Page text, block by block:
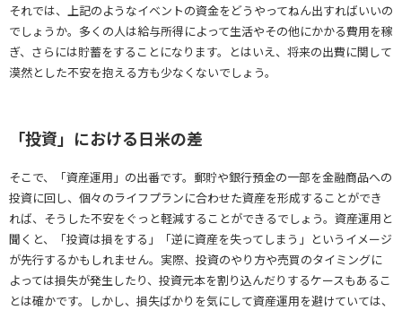
それでは、上記のようなイベントの資金をどうやってねん出すればいいの
でしょうか。多くの人は給与所得によって生活やその他にかかる費用を稼
ぎ、さらには貯蓄をすることになります。とはいえ、将来の出費に関して
漠然とした不安を抱える方も少なくないでしょう。
「投資」における日米の差
そこで、「資産運用」の出番です。郵貯や銀行預金の一部を金融商品への
投資に回し、個々のライフプランに合わせた資産を形成することができ
れば、そうした不安をぐっと軽減することができるでしょう。資産運用と
聞くと、「投資は損をする」「逆に資産を失ってしまう」というイメージ
が先行するかもしれません。実際、投資のやり方や売買のタイミングに
よっては損失が発生したり、投資元本を割り込んだりするケースもあるこ
とは確かです。しかし、損失ばかりを気にして資産運用を避けていては、